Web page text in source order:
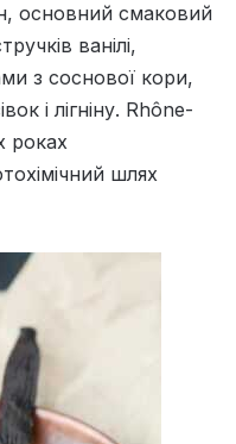
основний смаковий
ванілі,
з соснової кори,
і лігніну. Rhône-
роках
шлях